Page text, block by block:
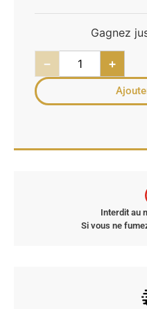
Gagnez
− +
Interdit au
Si vous ne